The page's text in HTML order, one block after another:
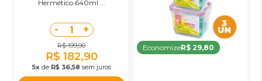
Hermético 640ml ...
- 1 +
R$ 199,90
R$ 182,90
5xde R$ 36,58 sem juros
EconomizeR$ 29,80